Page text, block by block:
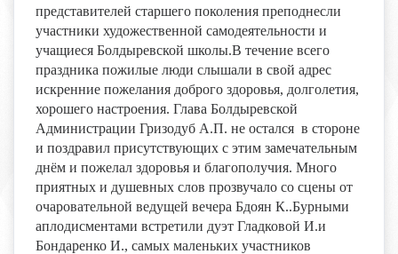
представителей старшего поколения преподнесли
участники художественной самодеятельности и
учащиеся Болдыревской школы.В течение всего
праздника пожилые люди слышали в свой адрес
искренние пожелания доброго здоровья, долголетия,
хорошего настроения. Глава Болдыревской
Администрации Гризодуб А.П. не остался в стороне
и поздравил присутствующих с этим замечательным
днём и пожелал здоровья и благополучия. Много
приятных и душевных слов прозвучало со сцены от
очаровательной ведущей вечера Бдоян К..Бурными
аплодисментами встретили дуэт Гладковой И.и
Бондаренко И., самых маленьких участников